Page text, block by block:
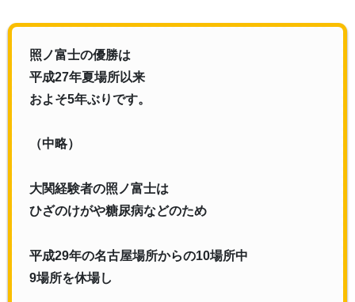
照ノ富士の優勝は
平成27年夏場所以来
およそ5年ぶりです。
（中略）
大関経験者の照ノ富士は
ひざのけがや糖尿病などのため
平成29年の名古屋場所からの10場所中
9場所を休場し